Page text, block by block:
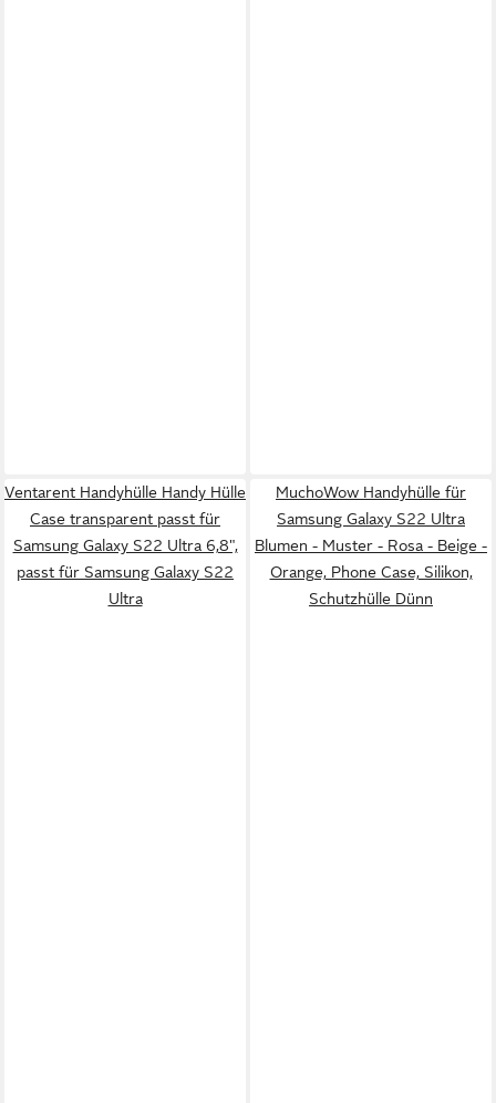
Ventarent Handyhülle Handy Hülle
Case transparent passt für
Samsung Galaxy S22 Ultra 6,8",
passt für Samsung Galaxy S22
Ultra
MuchoWow Handyhülle für
Samsung Galaxy S22 Ultra
Blumen - Muster - Rosa - Beige -
Orange, Phone Case, Silikon,
Schutzhülle Dünn